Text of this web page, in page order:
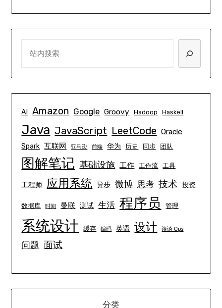
AI Amazon Google Groovy Hadoop Haskell
Java JavaScript LeetCode Oracle
Spark 互联网 亚马逊 前端 华为 历史 同步 团队
图解笔记 基础设施 工作 工作流 工具
工程师 应用系统 异步 微博 思考 技术 投资
数据库 时间 曼联 测试 生活 程序员 管理
系统设计 缓存 编码 英语 设计 谈谈 Ops
问题 面试
分类